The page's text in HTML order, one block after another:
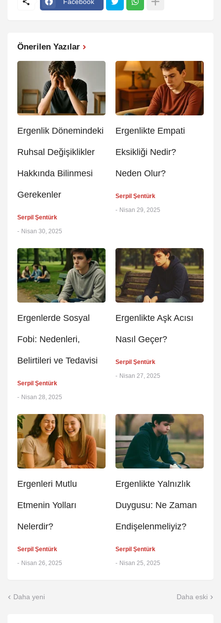
Önerilen Yazılar
Ergenlik Dönemindeki
Ruhsal Değişiklikler
Hakkında Bilinmesi
Gerekenler
Serpil Şentürk
- Nisan 30, 2025
Ergenlikte Empati
Eksikliği Nedir?
Neden Olur?
Serpil Şentürk
- Nisan 29, 2025
Ergenlerde Sosyal
Fobi: Nedenleri,
Belirtileri ve Tedavisi
Serpil Şentürk
- Nisan 28, 2025
Ergenlikte Aşk Acısı
Nasıl Geçer?
Serpil Şentürk
- Nisan 27, 2025
Ergenleri Mutlu
Etmenin Yolları
Nelerdir?
Serpil Şentürk
- Nisan 26, 2025
Ergenlikte Yalnızlık
Duygusu: Ne Zaman
Endişelenmeliyiz?
Serpil Şentürk
- Nisan 25, 2025
Daha yeni Daha eski